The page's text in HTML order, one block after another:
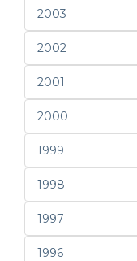
2003
2002
2001
2000
1999
1998
1997
1996